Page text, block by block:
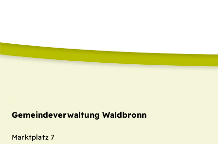
Gemeindeverwaltung Waldbronn
Marktplatz 7